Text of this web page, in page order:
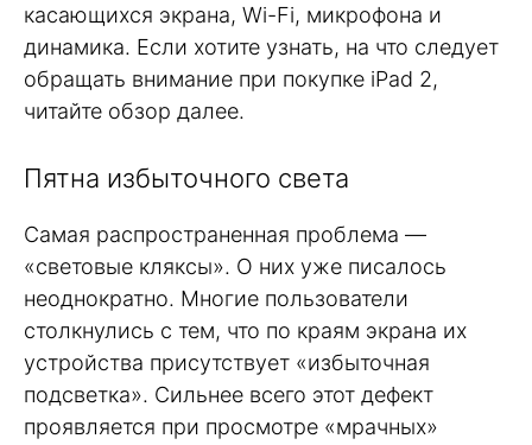
касающихся экрана, Wi-Fi, микрофона и
динамика. Если хотите узнать, на что следует
обращать внимание при покупке iPad 2,
читайте обзор далее.
Пятна избыточного света
Самая распространенная проблема —
«световые кляксы». О них уже писалось
неоднократно. Многие пользователи
столкнулись с тем, что по краям экрана их
устройства присутствует «избыточная
подсветка». Сильнее всего этот дефект
проявляется при просмотре «мрачных»